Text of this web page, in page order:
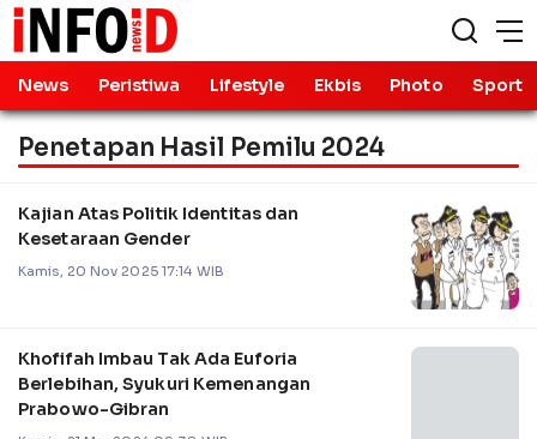
News Peristiwa Lifestyle Ekbis Photo Sport
Penetapan Hasil Pemilu 2024
Kajian Atas Politik Identitas dan
Kesetaraan Gender
Kamis, 20 Nov 2025 17:14 WIB
Khofifah Imbau Tak Ada Euforia
Berlebihan, Syukuri Kemenangan
Prabowo-Gibran